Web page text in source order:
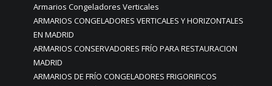
Armarios Congeladores Verticales
ARMARIOS CONGELADORES VERTICALES Y HORIZONTALES
EN MADRID
ARMARIOS CONSERVADORES FRÍO PARA RESTAURACION
MADRID
ARMARIOS DE FRÍO CONGELADORES FRIGORIFICOS